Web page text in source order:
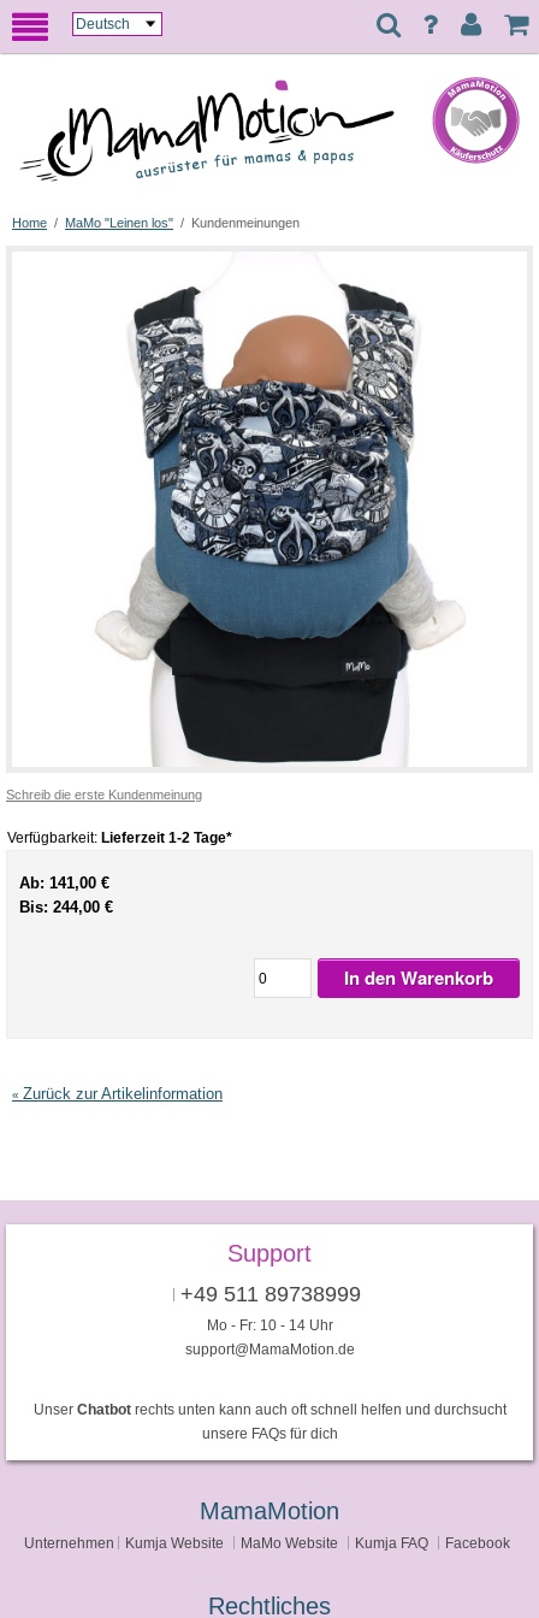
Home / MaMo "Leinen los" / Kundenmeinungen
Schreib die erste Kundenmeinung
Verfügbarkeit: Lieferzeit 1-2 Tage*
Ab: 141,00 €
Bis: 244,00 €
In den Warenkorb
« Zurück zur Artikelinformation
Support
+49 511 89738999
Mo - Fr: 10 - 14 Uhr
support@MamaMotion.de
Unser Chatbotrechts unten kann auch oft schnell helfen und durchsucht
unsere FAQs für dich
MamaMotion
Unternehmen Kumja Website MaMo Website Kumja FAQ Facebook
Rechtliches